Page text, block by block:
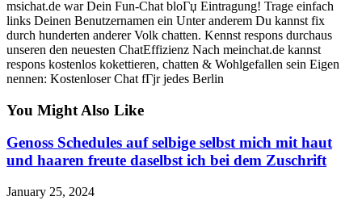
msichat.de war Dein Fun-Chat bloГџ Eintragung! Trage einfach
links Deinen Benutzernamen ein Unter anderem Du kannst fix
durch hunderten anderer Volk chatten. Kennst respons durchaus
unseren den neuesten ChatEffizienz Nach meinchat.de kannst
respons kostenlos kokettieren, chatten & Wohlgefallen sein Eigen
nennen: Kostenloser Chat fГјr jedes Berlin
You Might Also Like
Genoss Schedules auf selbige selbst mich mit haut
und haaren freute daselbst ich bei dem Zuschrift
January 25, 2024